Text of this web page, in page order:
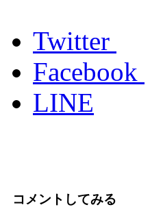
Twitter
Facebook
LINE
コメントしてみる